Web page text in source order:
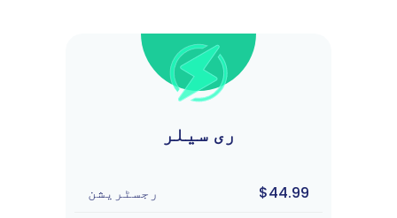
ری سیلر
$44.99
رجسٹریشن